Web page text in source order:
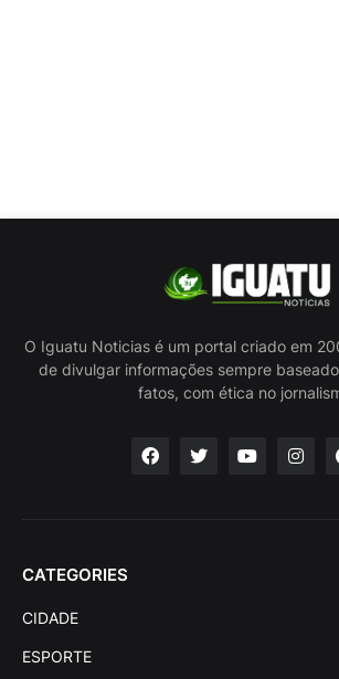
O Iguatu Noticias é um portal criado em
de divulgar informações sempre
fatos, com ética no
CATEGORIES
CIDADE
ESPORTE